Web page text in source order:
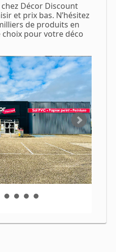
Décor Discount
et prix bas. N’hésitez
de produits en
pour votre déco